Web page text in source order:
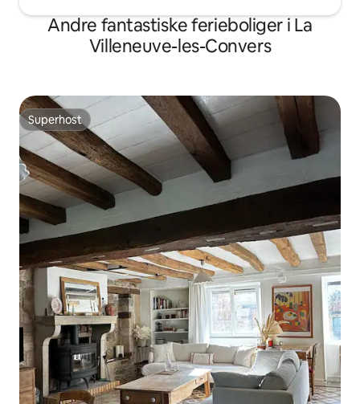
Andre fantastiske ferieboliger i La
Villeneuve-les-Convers
Superhost
Superhost